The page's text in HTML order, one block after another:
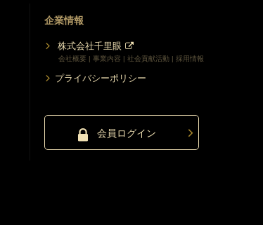
企業情報
株式会社千里眼
会社概要 | 事業内容 | 社会貢献活動 | 採用情報
プライバシーポリシー
会員ログイン